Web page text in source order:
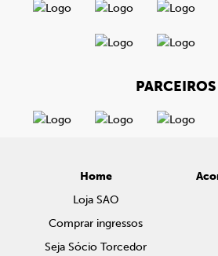
PARCEIROS
Home
Loja SAO
Comprar ingressos
Seja Sócio Torcedor